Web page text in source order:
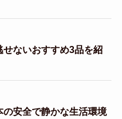
せないおすすめ3品を紹
安全で静かな生活環境